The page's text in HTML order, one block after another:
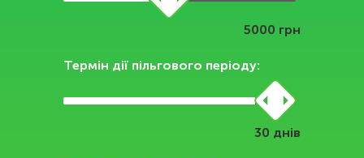
грн
Термін дії пільгового періоду:
днів